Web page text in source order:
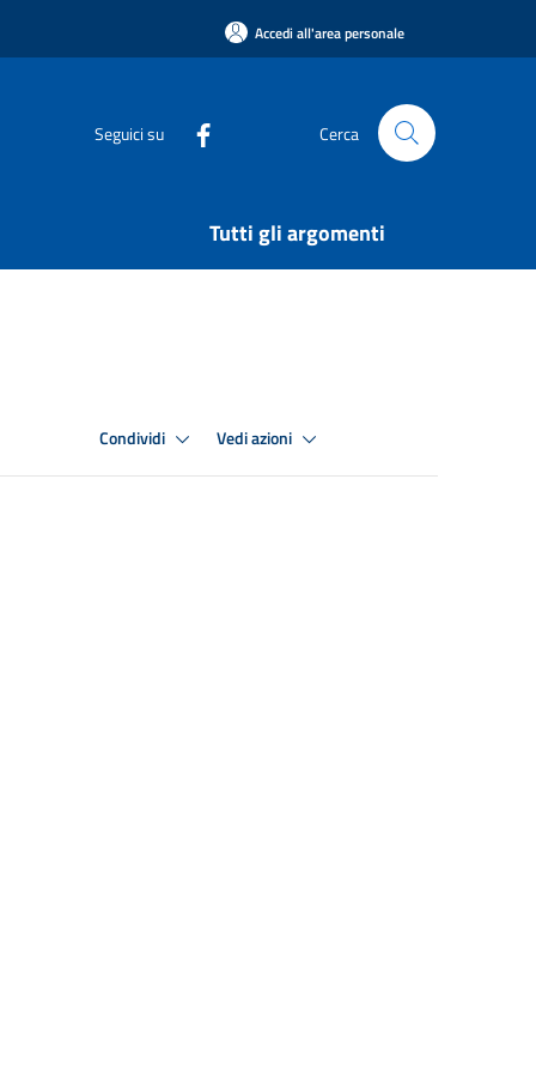
Accedi all'area personale
Seguici su Cerca
Tutti gli argomenti
Condividi Vedi azioni